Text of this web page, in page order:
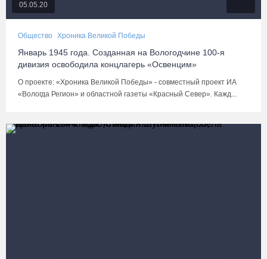
05.05.20
Общество Хроника Великой Победы
Январь 1945 года. Созданная на Вологодчине 100-я
дивизия освободила концлагерь «Освенцим»
О проекте: «Хроника Великой Победы» - совместный проект ИА
«Вологда Регион» и областной газеты «Красный Север». Кажд...